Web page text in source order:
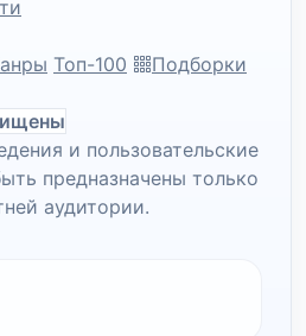
Топ-100
Подборки
и пользовательские
предназначены только
аудитории.